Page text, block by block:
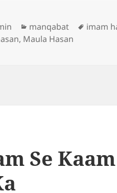
Categories
manqabat Tags
imam
, Maula Hasan
Se